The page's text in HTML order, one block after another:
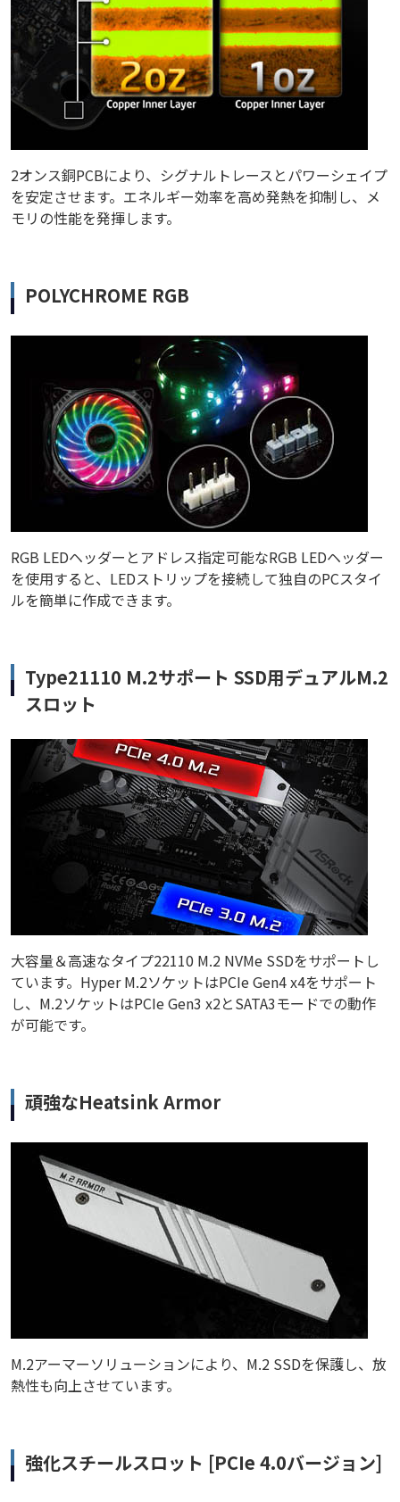
2オンス銅PCBにより、シグナルトレースとパワーシェイプ
を安定させます。エネルギー効率を高め発熱を抑制し、メ
モリの性能を発揮します。
POLYCHROME RGB
RGB LEDヘッダーとアドレス指定可能なRGB LEDヘッダー
を使用すると、LEDストリップを接続して独自のPCスタイ
ルを簡単に作成できます。
Type21110 M.2サポート SSD用デュアルM.2
スロット
大容量＆高速なタイプ22110 M.2 NVMe SSDをサポートし
ています。Hyper M.2ソケットはPCIe Gen4 x4をサポート
し、M.2ソケットはPCIe Gen3 x2とSATA3モードでの動作
が可能です。
頑強なHeatsink Armor
M.2アーマーソリューションにより、M.2 SSDを保護し、放
熱性も向上させています。
強化スチールスロット [PCIe 4.0バージョン]